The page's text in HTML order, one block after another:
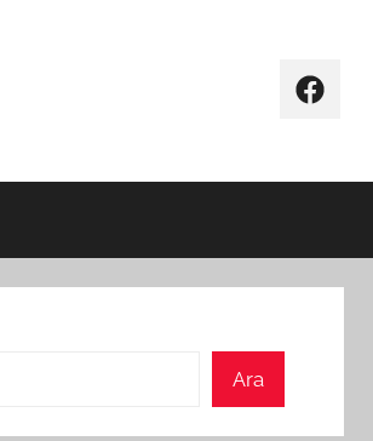
Ara